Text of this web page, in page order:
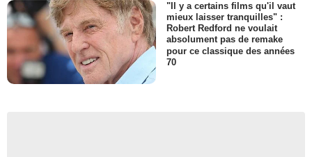
"Il y a certains films qu'il vaut
mieux laisser tranquilles" :
Robert Redford ne voulait
absolument pas de remake
pour ce classique des années
70